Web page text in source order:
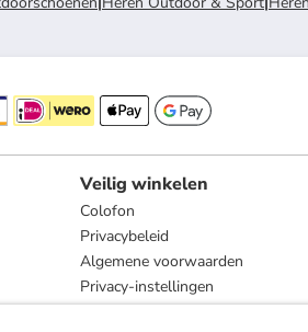
Veilig winkelen
Colofon
Privacybeleid
Algemene voorwaarden
Privacy-instellingen
Compliance